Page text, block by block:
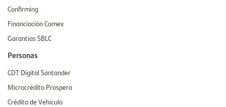
Confirming
Financiación Comex
Garantías SBLC
Personas
CDT Digital Santander
Microcrédito Prospera
Crédito de Vehículo